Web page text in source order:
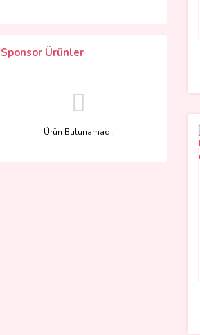
Sponsor Ürünler
Ürün Bulunamadı.